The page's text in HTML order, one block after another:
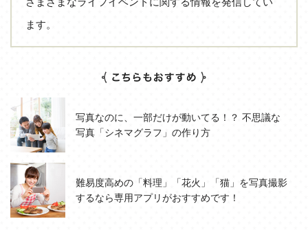
ます。
写真なのに、一部だけが動いてる！？ 不思議な
写真「シネマグラフ」の作り方
難易度高めの「料理」「花火」「猫」を写真撮影
するなら専用アプリがおすすめです！